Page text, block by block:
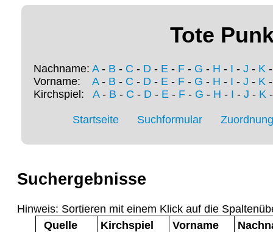
Tote
Nachname: A- B - C - D - E - F - G - H - I - J - K
Vorname: A- B - C - D - E - F - G - H - I - J - K
Kirchspiel: A- B - C - D- E- F- G - H - I - J - K
Startseite Suchformular
Suchergebnisse
Hinweis: Sortieren mit einem Klick auf die
Quelle
Kirchspiel Vorname